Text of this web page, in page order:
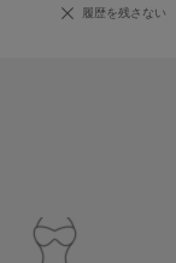
履歴を残さない